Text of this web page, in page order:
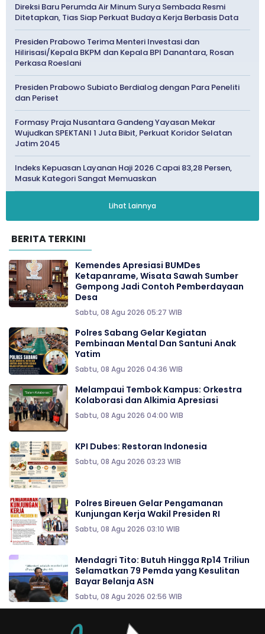
Direksi Baru Perumda Air Minum Surya Sembada Resmi
Ditetapkan, Tias Siap Perkuat Budaya Kerja Berbasis Data
Presiden Prabowo Terima Menteri Investasi dan
Hilirisasi/Kepala BKPM dan Kepala BPI Danantara, Rosan
Perkasa Roeslani
Presiden Prabowo Subiato Berdialog dengan Para Peneliti
dan Periset
Formasy Praja Nusantara Gandeng Yayasan Mekar
Wujudkan SPEKTANI 1 Juta Bibit, Perkuat Koridor Selatan
Jatim 2045
Indeks Kepuasan Layanan Haji 2026 Capai 83,28 Persen,
Masuk Kategori Sangat Memuaskan
Lihat Lainnya
BERITA TERKINI
Kemendes Apresiasi BUMDes
Ketapanrame, Wisata Sawah Sumber
Gempong Jadi Contoh Pemberdayaan
Desa
Sabtu, 08 Agu 2026 05:27 WIB
Polres Sabang Gelar Kegiatan
Pembinaan Mental Dan Santuni Anak
Yatim
Sabtu, 08 Agu 2026 04:36 WIB
Melampaui Tembok Kampus: Orkestra
Kolaborasi dan Alkimia Apresiasi
Sabtu, 08 Agu 2026 04:00 WIB
KPI Dubes: Restoran Indonesia
Sabtu, 08 Agu 2026 03:23 WIB
Polres Bireuen Gelar Pengamanan
Kunjungan Kerja Wakil Presiden RI
Sabtu, 08 Agu 2026 03:10 WIB
Mendagri Tito: Butuh Hingga Rp14 Triliun
Selamatkan 79 Pemda yang Kesulitan
Bayar Belanja ASN
Sabtu, 08 Agu 2026 02:56 WIB